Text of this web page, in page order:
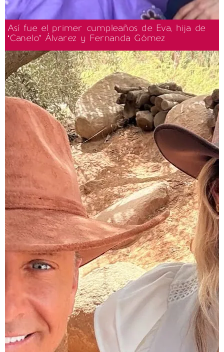
Así fue el primer cumpleaños de Eva, hija de
‘Canelo’ Álvarez y Fernanda Gómez